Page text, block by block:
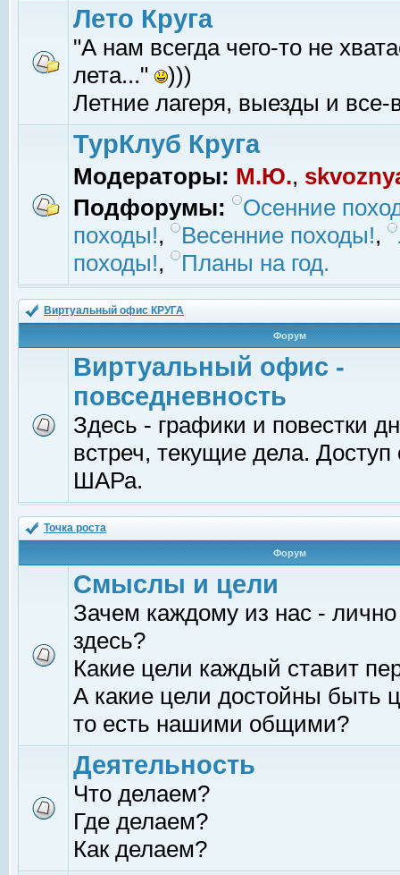
Лето Круга
"А нам всегда чего-то не
лета..."
)))
Летние лагеря, выезды и все-
ТурКлуб Круга
Модераторы: М.Ю.,
Подфорумы:
Осенние
походы!, Весенние походы!,
походы!, Планы на год.
Виртуальный офис КРУГА
Форум
Виртуальный офис -
повседневность
Здесь - графики и повестки
встреч, текущие дела.
ШАРа.
Точка роста
Форум
Смыслы и цели
Зачем каждому из нас -
здесь?
Какие цели каждый ставит
А какие цели достойны быть
то есть нашими общими?
Деятельность
Что делаем?
Где делаем?
Как делаем?